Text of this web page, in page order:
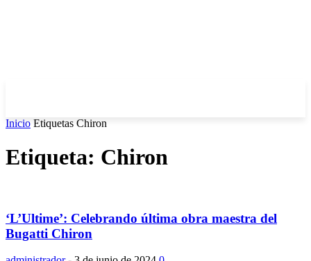
Inicio Etiquetas Chiron
Etiqueta: Chiron
‘L’Ultime’: Celebrando última obra maestra del
Bugatti Chiron